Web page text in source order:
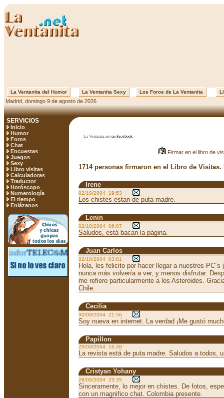
La Ventanita del Humor La Ventanita Sexy Los Foros de La Ventanita
Madrid, domingo 9 de agosto de 2026
SERVICIOS
Inicio
Humor
Foros
Chat
Encuestas
Juegos
Sexy
Libro visitas
Calculadoras
Traductor
Horóscopo
Numerología
El tiempo
Enlázanos
La Ventanita.net on Facebook
Firmar en el libro de
1714 personas firmaron en el Libro de Visitas.
Irene
02/10/2004 19:53
Los chistes estan de puta madre.
Lenin
02/10/2004 06:07
Saludos, está bacan la página.
Juan Carlos
02/10/2004 03:01
Hola, les felicito por hacer llegar a nuestros
nunca más volvería a ver, y menos disfrutar.
me refiero particularmente a los Asteroides.
Chile.
Cecilia
30/09/2004 21:56
Soy nueva en internet. La verdad ¡Me gustó
Papillon
29/09/2004 16:38
La revista está de puta madre. Saludos a todos,
Cristyan Yohany
28/09/2004 23:35
Sinceramente, lo mejor en chistes. De fotos,
con un magnifico chat. Colombia presente.